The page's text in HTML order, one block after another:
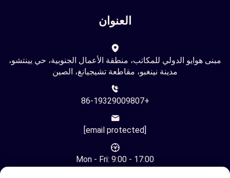
العنوان
مبنى هوايو الدولي للمكاتب، منطقة الأعمال الجنوبية، حي يينتشو،
مدينة نينغبو، مقاطعة تشيجيانغ، الصين
+86-19329009807
[email protected]
Mon - Fri: 9:00 - 17:00